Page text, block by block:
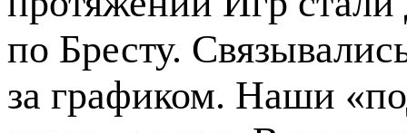
по Бресту.
за графиком. Наши